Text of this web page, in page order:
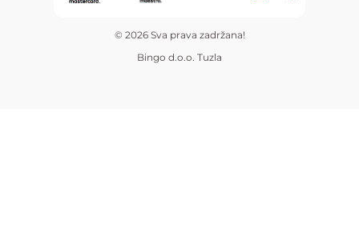
© 2026 Sva prava zadržana!
Bingo d.o.o. Tuzla